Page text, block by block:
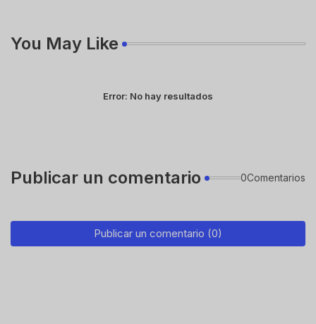
You May Like
Error: No hay resultados
Publicar un comentario 0Comentarios
Publicar un comentario (0)